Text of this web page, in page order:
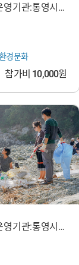
기관:통영시지
경문화
참가비 10,000원
기관:통영시지